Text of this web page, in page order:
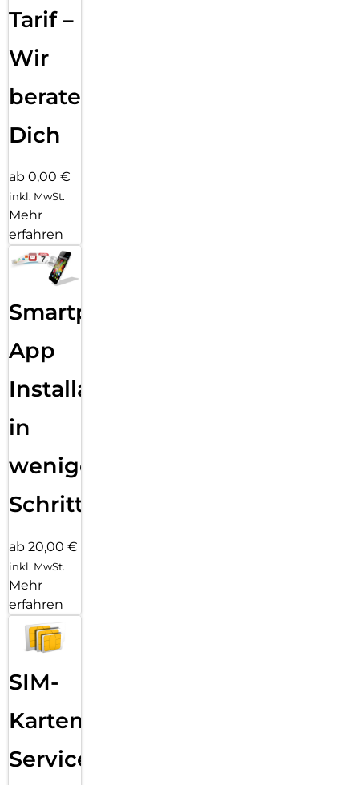
Tarif –
Wir
beraten
Dich
ab 0,00 €
inkl. MwSt.
Mehr
erfahren
Smartphone
App
Installation
in
wenigen
Schritten
ab 20,00 €
inkl. MwSt.
Mehr
erfahren
SIM-
Karten
Service: